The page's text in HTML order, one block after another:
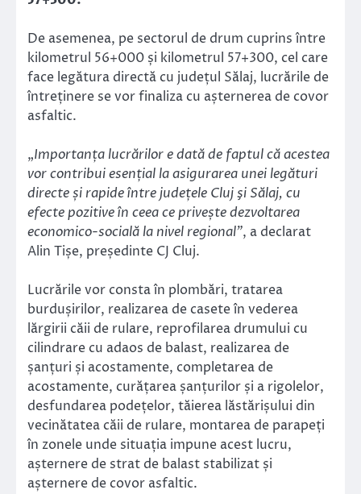
De asemenea, pe sectorul de drum cuprins între
kilometrul 56+000 și kilometrul 57+300, cel care
face legătura directă cu județul Sălaj, lucrările de
întreținere se vor finaliza cu așternerea de covor
asfaltic.
„Importanța lucrărilor e dată de faptul că acestea
vor contribui esențial la asigurarea unei legături
directe și rapide între județele Cluj şi Sălaj, cu
efecte pozitive în ceea ce privește dezvoltarea
economico-socială la nivel regional”, a declarat
Alin Tișe, președinte CJ Cluj.
Lucrările vor consta în plombări, tratarea
burdușirilor, realizarea de casete în vederea
lărgirii căii de rulare, reprofilarea drumului cu
cilindrare cu adaos de balast, realizarea de
șanțuri și acostamente, completarea de
acostamente, curățarea șanțurilor și a rigolelor,
desfundarea podețelor, tăierea lăstărișului din
vecinătatea căii de rulare, montarea de parapeți
în zonele unde situația impune acest lucru,
așternere de strat de balast stabilizat și
așternere de covor asfaltic.